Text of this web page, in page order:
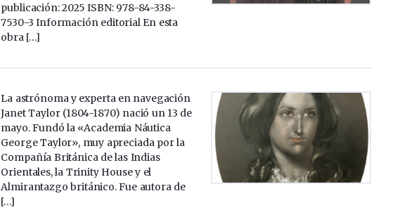
publicación: 2025 ISBN: 978-84-338-
7530-3 Información editorial En esta
obra […]
La astrónoma y experta en navegación
Janet Taylor (1804-1870) nació un 13 de
mayo. Fundó la «Academia Náutica
George Taylor», muy apreciada por la
Compañía Británica de las Indias
Orientales, la Trinity House y el
Almirantazgo británico. Fue autora de
[…]